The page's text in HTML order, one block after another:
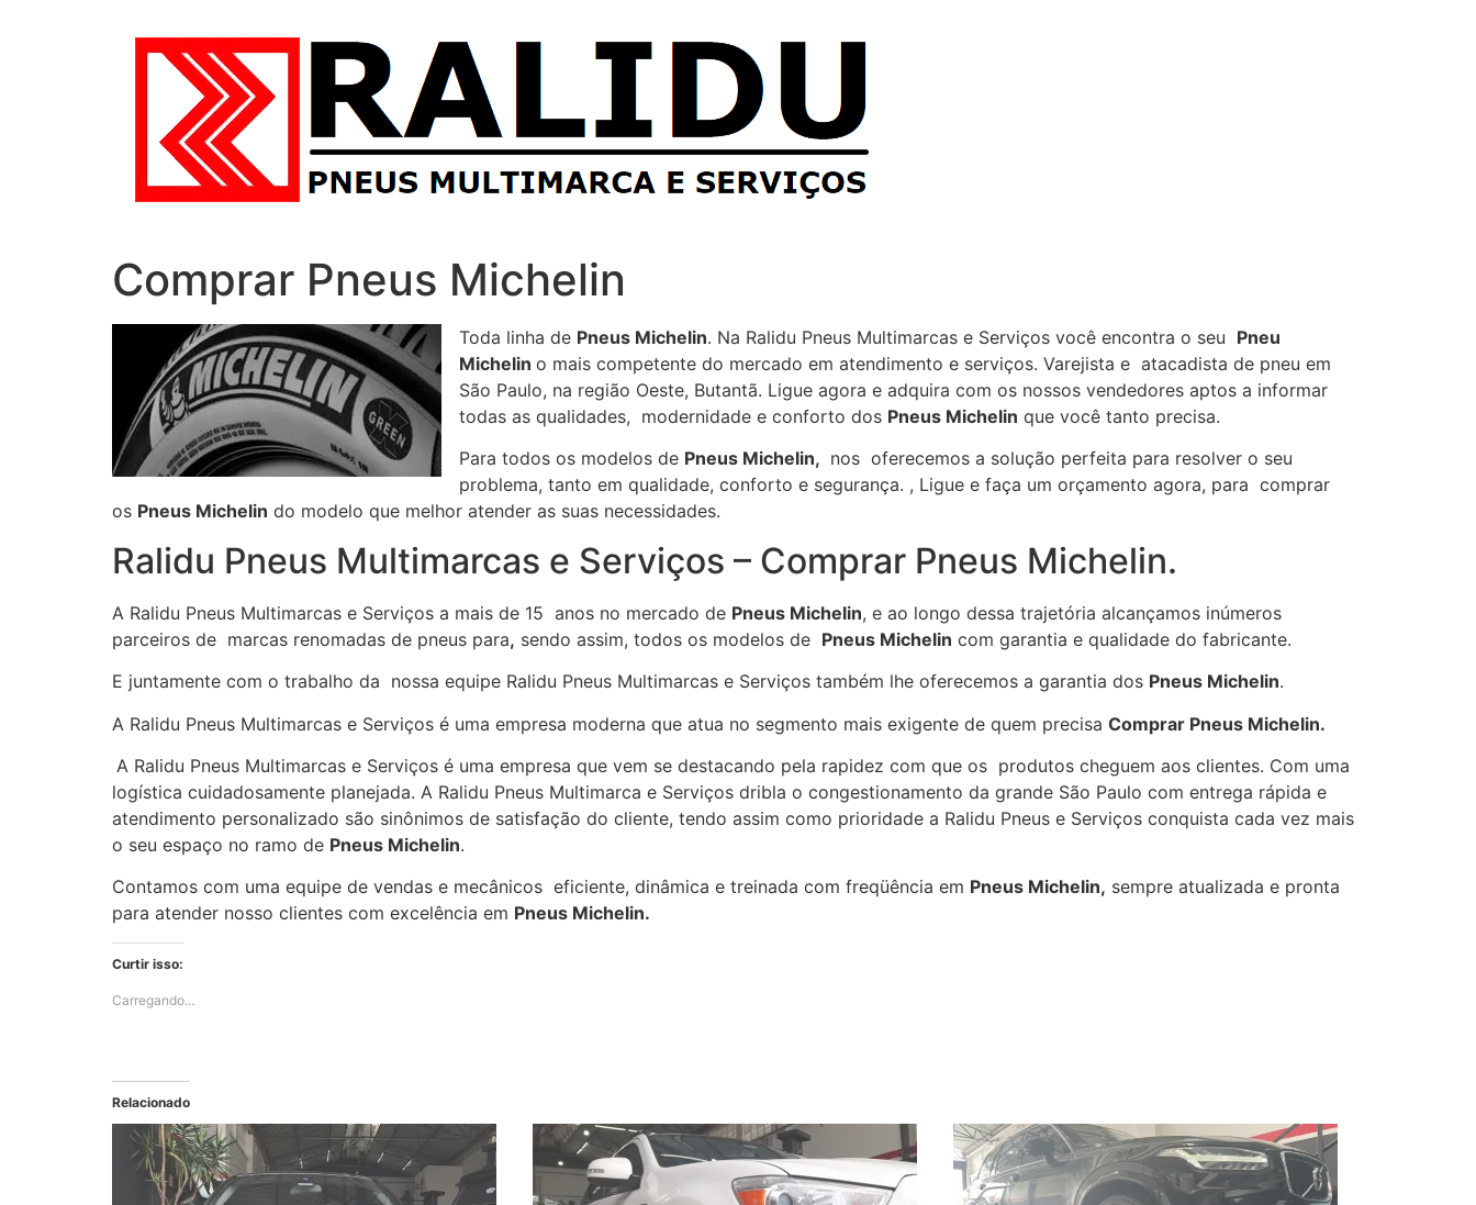
Comprar Pneus Michelin
Toda linha de Pneus Michelin. Na Ralidu Pneus Multimarcas e Serviços você encontra o seu Pneu
Michelin o mais competente do mercado em atendimento e serviços. Varejista e atacadista de pneu em
São Paulo, na região Oeste, Butantã. Ligue agora e adquira com os nossos vendedores aptos a informar
todas as qualidades, modernidade e conforto dos Pneus Michelin que você tanto precisa.
Para todos os modelos de Pneus Michelin, nos oferecemos a solução perfeita para resolver o seu
problema, tanto em qualidade, conforto e segurança. , Ligue e faça um orçamento agora, para comprar
os Pneus Michelin do modelo que melhor atender as suas necessidades.
Ralidu Pneus Multimarcas e Serviços – Comprar Pneus Michelin.
A Ralidu Pneus Multimarcas e Serviços a mais de 15 anos no mercado de Pneus Michelin, e ao longo dessa trajetória alcançamos inúmeros
parceiros de marcas renomadas de pneus para, sendo assim, todos os modelos de Pneus Michelin com garantia e qualidade do fabricante.
E juntamente com o trabalho da nossa equipe Ralidu Pneus Multimarcas e Serviços também lhe oferecemos a garantia dos Pneus Michelin.
A Ralidu Pneus Multimarcas e Serviços é uma empresa moderna que atua no segmento mais exigente de quem precisa Comprar Pneus Michelin.
A Ralidu Pneus Multimarcas e Serviços é uma empresa que vem se destacando pela rapidez com que os produtos cheguem aos clientes. Com uma
logística cuidadosamente planejada. A Ralidu Pneus Multimarca e Serviços dribla o congestionamento da grande São Paulo com entrega rápida e
atendimento personalizado são sinônimos de satisfação do cliente, tendo assim como prioridade a Ralidu Pneus e Serviços conquista cada vez mais
o seu espaço no ramo de Pneus Michelin.
Contamos com uma equipe de vendas e mecânicos eficiente, dinâmica e treinada com freqüência em Pneus Michelin, sempre atualizada e pronta
para atender nosso clientes com excelência em Pneus Michelin.
Curtir isso:
Carregando...
Relacionado